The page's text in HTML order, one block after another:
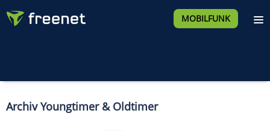
MOBILFUNK
Archiv Youngtimer & Oldtimer